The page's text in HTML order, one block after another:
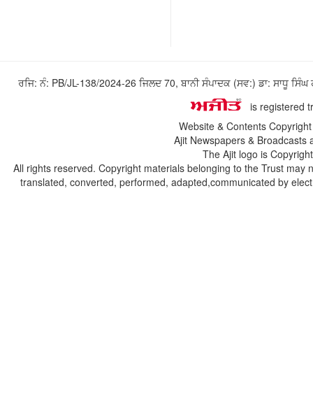
ਰਜਿ: ਨੰ: PB/JL-138/2024-26 ਜਿਲਦ 70, ਬਾਨੀ ਸੰਪਾਦਕ (ਸਵ:) ਡਾ: ਸਾਧੂ
is registered
Website & Contents
Ajit Newspapers &
The Ajit logo is
All rights reserved. Copyright materials belonging to the Trust
translated, converted, performed, adapted,communicated by